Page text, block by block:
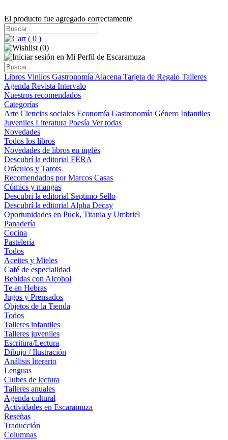
El producto fue agregado correctamente
( 0 )
(0)
Libros Vinilos Gastronomía Alacena Tarjeta de Regalo Talleres
Agenda Revista Intervalo
Nuestros recomendados
Categorías
Arte Ciencias sociales Economía Gastronomía Género Infantiles
Juveniles Literatura Poesía Ver todas
Novedades
Todos los libros
Novedades de libros en inglés
Descubrí la editorial FERA
Oráculos y Tarots
Recomendados por Marcos Casas
Cómics y mangas
Descubri la editorial Septimo Sello
Descubrí la editorial Alpha Decay
Oportunidades en Puck, Titania y Umbriel
Panadería
Cocina
Pastelería
Todos
Aceites y Mieles
Café de especialidad
Bebidas con Alcohol
Te en Hebras
Jugos y Prensados
Objetos de la Tienda
Todos
Talleres infantiles
Talleres juveniles
Escritura/Lectura
Dibujo / Ilustración
Análisis literario
Lenguas
Clubes de lectura
Talleres anuales
Agenda cultural
Actividades en Escaramuza
Reseñas
Traducción
Columnas